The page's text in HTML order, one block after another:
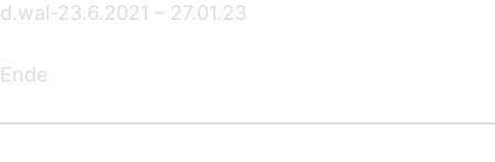
d.wal-23.6.2021 – 27.01.23
Ende